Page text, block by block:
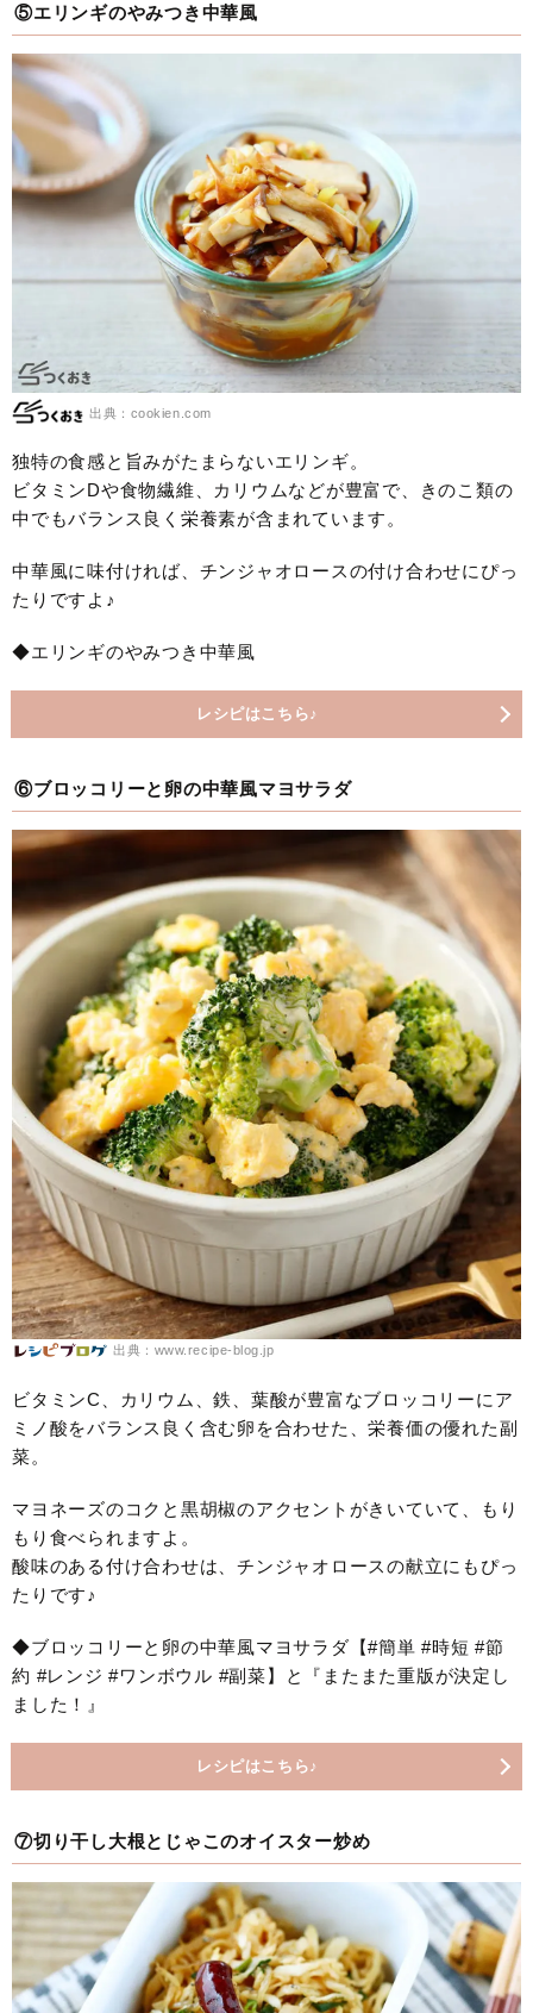
⑤エリンギのやみつき中華風
出典：cookien.com
独特の食感と旨みがたまらないエリンギ。
ビタミンDや食物繊維、カリウムなどが豊富で、きのこ類の
中でもバランス良く栄養素が含まれています。
中華風に味付ければ、チンジャオロースの付け合わせにぴっ
たりですよ♪
◆エリンギのやみつき中華風
レシピはこちら♪
⑥ブロッコリーと卵の中華風マヨサラダ
出典：www.recipe-blog.jp
ビタミンC、カリウム、鉄、葉酸が豊富なブロッコリーにア
ミノ酸をバランス良く含む卵を合わせた、栄養価の優れた副
菜。
マヨネーズのコクと黒胡椒のアクセントがきいていて、もり
もり食べられますよ。
酸味のある付け合わせは、チンジャオロースの献立にもぴっ
たりです♪
◆ブロッコリーと卵の中華風マヨサラダ【#簡単 #時短 #節
約 #レンジ #ワンボウル #副菜】と『またまた重版が決定し
ました！』
レシピはこちら♪
⑦切り干し大根とじゃこのオイスター炒め